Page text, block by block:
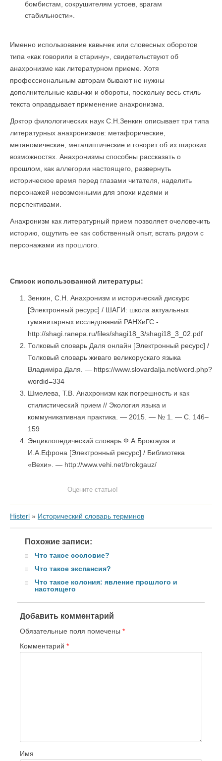
бомбистам, сокрушителям устоев, врагам
стабильности».
Именно использование кавычек или словесных оборотов
типа «как говорили в старину», свидетельствуют об
анахронизме как литературном приеме. Хотя
профессиональным авторам бывают не нужны
дополнительные кавычки и обороты, поскольку весь стиль
текста оправдывает применение анахронизма.
Доктор филологических наук С.Н.Зенкин описывает три типа
литературных анахронизмов: метафорические,
метаномические, металиптические и говорит об их широких
возможностях. Анахронизмы способны рассказать о
прошлом, как аллегории настоящего, развернуть
историческое время перед глазами читателя, наделить
персонажей невозможными для эпохи идеями и
перспективами.
Анахронизм как литературный прием позволяет очеловечить
историю, ощутить ее как собственный опыт, встать рядом с
персонажами из прошлого.
Список использованной литературы:
Зенкин, С.Н. Анахронизм и исторический дискурс
[Электронный ресурс] / ШАГИ: школа актуальных
гуманитарных исследований РАНХиГС.-
http://shagi.ranepa.ru/files/shagi18_3/shagi18_3_02.pdf
Толковый словарь Даля онлайн [Электронный ресурс] /
Толковый словарь живаго великорускаго языка
Владимiра Даля. — https://www.slovardalja.net/word.php?
wordid=334
Шмелева, Т.В. Анахронизм как погрешность и как
стилистический прием // Экология языка и
коммуникативная практика. — 2015. — № 1. — С. 146–
159
Энциклопедический словарь Ф.А.Брокгауза и
И.А.Ефрона [Электронный ресурс] / Библиотека
«Вехи». — http://www.vehi.net/brokgauz/
Оцените статью!
Histerl » Исторический словарь терминов
Похожие записи:
Что такое сословие?
Что такое экспансия?
Что такое колония: явление прошлого и
настоящего
Добавить комментарий
Обязательные поля помечены *
Комментарий *
Имя